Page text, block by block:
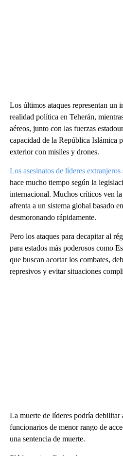
Los últimos ataques representan un
realidad política en Teherán,
aéreos, junto con las fuerzas
capacidad de la República Islámica
exterior con misiles y drones.
Los asesinatos de líderes extranjeros
hace mucho tiempo según la
internacional. Muchos críticos ven
afrenta a un sistema global basado
desmoronando rápidamente.
Pero los ataques para decapitar al
para estados más poderosos como
que buscan acortar los combates,
represivos y evitar situaciones
La muerte de líderes podría
funcionarios de menor rango de
una sentencia de muerte.